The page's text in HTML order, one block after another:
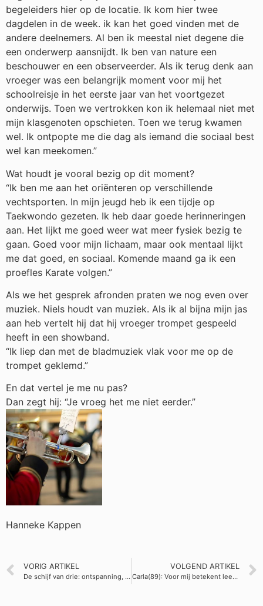
begeleiders hier op de locatie. Ik kom hier twee
dagdelen in de week. ik kan het goed vinden met de
andere deelnemers. Al ben ik meestal niet degene die
een onderwerp aansnijdt. Ik ben van nature een
beschouwer en een observeerder. Als ik terug denk aan
vroeger was een belangrijk moment voor mij het
schoolreisje in het eerste jaar van het voortgezet
onderwijs. Toen we vertrokken kon ik helemaal niet met
mijn klasgenoten opschieten. Toen we terug kwamen
wel. Ik ontpopte me die dag als iemand die sociaal best
wel kan meekomen.”
Wat houdt je vooral bezig op dit moment?
“Ik ben me aan het oriënteren op verschillende
vechtsporten. In mijn jeugd heb ik een tijdje op
Taekwondo gezeten. Ik heb daar goede herinneringen
aan. Het lijkt me goed weer wat meer fysiek bezig te
gaan. Goed voor mijn lichaam, maar ook mentaal lijkt
me dat goed, en sociaal. Komende maand ga ik een
proefles Karate volgen.”
Als we het gesprek afronden praten we nog even over
muziek. Niels houdt van muziek. Als ik al bijna mijn jas
aan heb vertelt hij dat hij vroeger trompet gespeeld
heeft in een showband.
“Ik liep dan met de bladmuziek vlak voor me op de
trompet geklemd.”
En dat vertel je me nu pas?
Dan zegt hij: “Je vroeg het me niet eerder.”
Hanneke Kappen
VORIG ARTIKEL
De schijf van drie: ontspanning, afleiding en inspanning
VOLGEND ARTIKEL
Carla(89): Voor mij betekent leeftijd helemaal niks.